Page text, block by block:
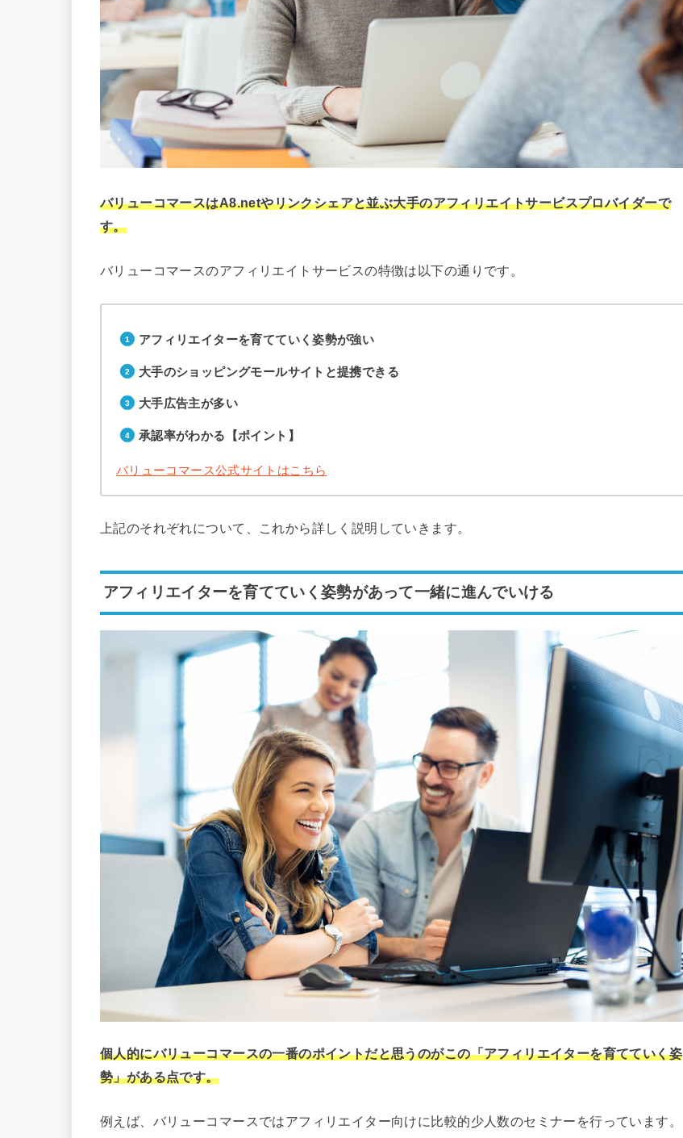
バリューコマースはA8.netやリンクシェアと並ぶ大手のアフィリエイトサービスプロバイダーで
す。
バリューコマースのアフィリエイトサービスの特徴は以下の通りです。
アフィリエイターを育てていく姿勢が強い
大手のショッピングモールサイトと提携できる
大手広告主が多い
承認率がわかる【ポイント】
バリューコマース公式サイトはこちら
上記のそれぞれについて、これから詳しく説明していきます。
アフィリエイターを育てていく姿勢があって一緒に進んでいける
個人的にバリューコマースの一番のポイントだと思うのがこの「アフィリエイターを育てていく姿
勢」がある点です。
例えば、バリューコマースではアフィリエイター向けに比較的少人数のセミナーを行っています。